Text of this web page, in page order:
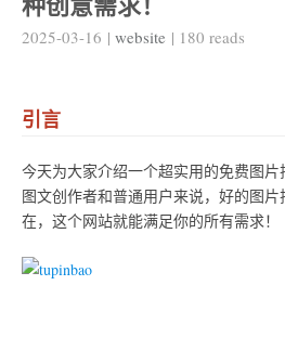
2025-03-16 | website | 180 reads
引言
今天为大家介绍一个超实用的免费图
图文创作者和普通用户来说，好的图
在，这个网站就能满足你的所有需求！